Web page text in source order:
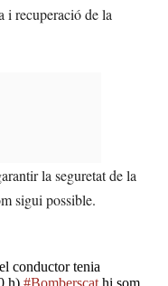
i recuperació de la
la seguretat de la
sigui possible.
conductor tenia
h) #Bomberscat hi som